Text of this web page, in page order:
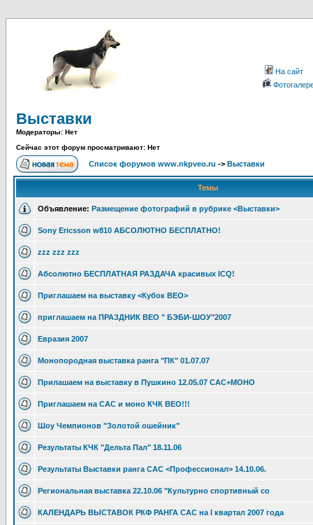
На сайт
Выставки
Модераторы: Нет
Сейчас этот форум просматривают: Нет
Список форумов www.nkpveo.ru -> Выставки
Темы
Объявление: Размещение фотографий в рубрике <Выставки>
Sony Ericsson w810 АБСОЛЮТНО БЕСПЛАТНО!
zzz zzz zzz
Абсолютно БЕСПЛАТНАЯ РАЗДАЧА красивых ICQ!
Приглашаем на выставку <Кубок ВЕО>
приглашаем на ПРАЗДНИК ВЕО " БЭБИ-ШОУ"2007
Евразия 2007
Монопородная выставка ранга "ПК" 01.07.07
Прилашаем на выставку в Пушкино 12.05.07 САС+МОНО
Приглашаем на САС и моно КЧК ВЕО!!!
Шоу Чемпионов "Золотой ошейник"
Результаты КЧК "Дельта Пал" 18.11.06
Результаты Выставки ранга САС <Профессионал> 14.10.06.
Региональная выставка 22.10.06 "Культурно спортивный со
КАЛЕНДАРЬ ВЫСТАВОК РКФ РАНГА САС на I квартал 2007 года